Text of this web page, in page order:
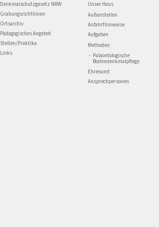
Denkmalschutzgesetz NRW
Grabungsrichtlinien
Ortsarchiv
Pädagogisches Angebot
Stellen/Praktika
Links
Unser Haus
Außenstellen
Anfahrthinweise
Aufgaben
Methoden
Paläontologische
Bodendenkmalpflege
Ehrenamt
Ansprechpersonen